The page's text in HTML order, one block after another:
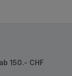
150.- CHF